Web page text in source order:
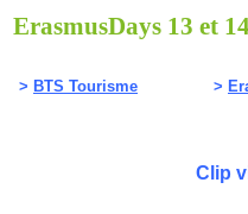
ErasmusDays 13 et
Clip
> BTS Tourisme >